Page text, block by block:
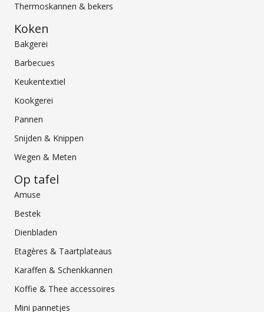
Thermoskannen & bekers
Koken
Bakgerei
Barbecues
Keukentextiel
Kookgerei
Pannen
Snijden & Knippen
Wegen & Meten
Op tafel
Amuse
Bestek
Dienbladen
Etagères & Taartplateaus
Karaffen & Schenkkannen
Koffie & Thee accessoires
Mini pannetjes